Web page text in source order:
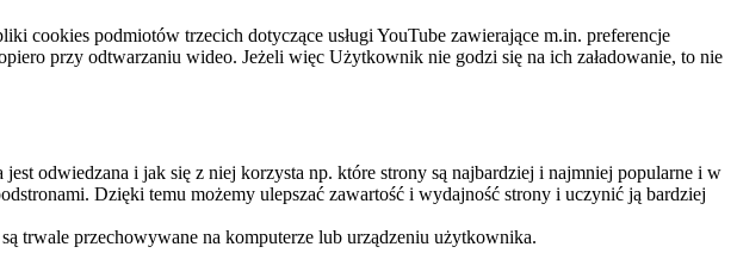
cookies podmiotów trzecich dotyczące usługi YouTube zawierające m.in. preferencje
przy odtwarzaniu wideo. Jeżeli więc Użytkownik nie godzi się na ich załadowanie, to nie
odwiedzana i jak się z niej korzysta np. które strony są najbardziej i najmniej popularne i w
Dzięki temu możemy ulepszać zawartość i wydajność strony i uczynić ją bardziej
trwale przechowywane na komputerze lub urządzeniu użytkownika.